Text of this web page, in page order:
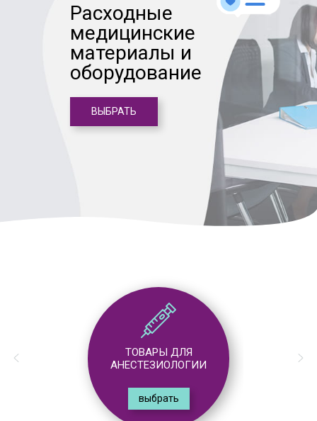
Расходные
медицинские
материалы и
оборудование
ВЫБРАТЬ
ТОВАРЫ ДЛЯ
АНЕСТЕЗИОЛОГИИ
выбрать